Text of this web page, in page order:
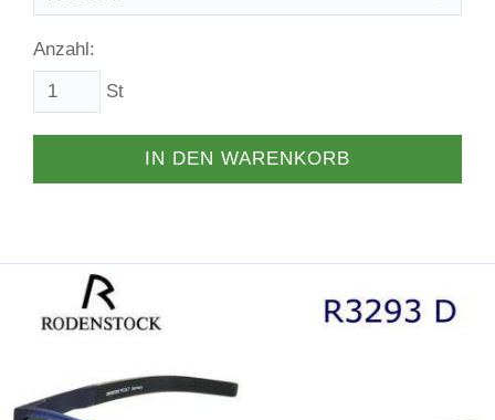
Anzahl:
St
IN DEN WARENKORB